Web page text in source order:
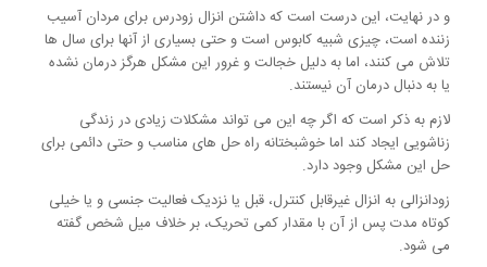
و در نهایت، این درست است که داشتن انزال زودرس برای مردان آسیب
زننده است، چیزی شبیه کابوس است و حتی بسیاری از آنها برای سال ها
تلاش می کنند، اما به دلیل خجالت و غرور این مشکل هرگز درمان نشده
یا به دنبال درمان آن نیستند.
لازم به ذکر است که اگر چه این می تواند مشکلات زیادی در زندگی
زناشویی ایجاد کند اما خوشبختانه راه حل های مناسب و حتی دائمی برای
حل این مشکل وجود دارد.
زودانزالی به انزال غیرقابل کنترل، قبل یا نزدیک فعالیت جنسی و یا خیلی
کوتاه مدت پس از آن با مقدار کمی تحریک، بر خلاف میل شخص گفته
می شود.